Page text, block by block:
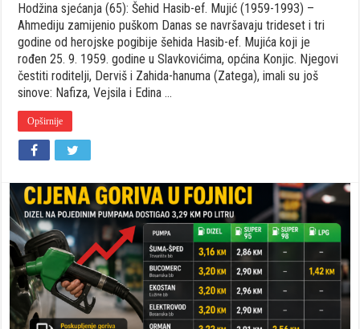
sjećanja
(65):
ef.
Mujić
Hodžina sjećanja (65): Šehid Hasib-ef. Mujić (1959-1993) –
Ahmediju zamijenio puškom Danas se navršavaju trideset i tri
godine od herojske pogibije šehida Hasib-ef. Mujića koji je
rođen 25. 9. 1959. godine u Slavkovićima, općina Konjic. Njegovi
čestiti roditelji, Derviš i Zahida-hanuma (Zatega), imali su još
sinove: Nafiza, Vejsila i Edina …
Opširnije